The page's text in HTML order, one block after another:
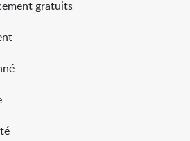
gratuits